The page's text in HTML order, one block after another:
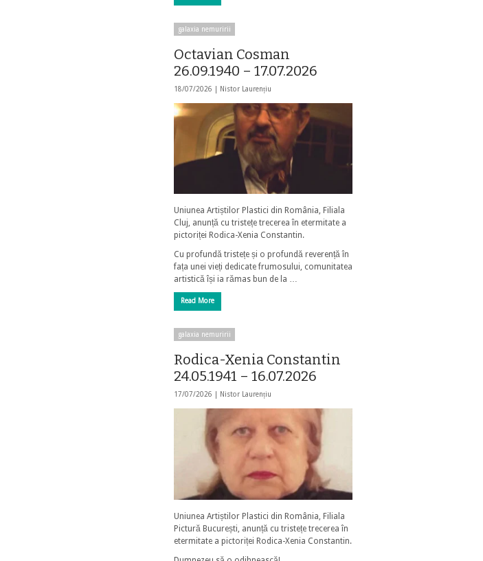
galaxia nemuririi
Octavian Cosman
26.09.1940 – 17.07.2026
18/07/2026 | Nistor Laurențiu
Uniunea Artiștilor Plastici din România, Filiala
Cluj, anunță cu tristețe trecerea în etermitate a
pictoriței Rodica-Xenia Constantin.
Cu profundă tristețe și o profundă reverență în
fața unei vieți dedicate frumosului, comunitatea
artistică își ia rămas bun de la …
Read More
galaxia nemuririi
Rodica-Xenia Constantin
24.05.1941 – 16.07.2026
17/07/2026 | Nistor Laurențiu
Uniunea Artiștilor Plastici din România, Filiala
Pictură București, anunță cu tristețe trecerea în
etermitate a pictoriței Rodica-Xenia Constantin.